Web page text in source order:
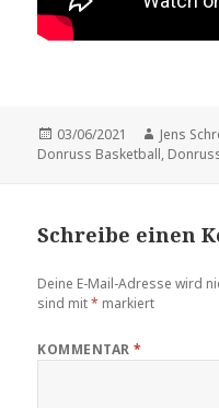
Veröffentlicht
am
03/06/2021 Autor
Jens
Donruss Basketball,
Schreibe einen
Deine E-Mail-Adresse wird
sind mit* markiert
KOMMENTAR*